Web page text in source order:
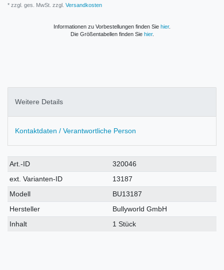
* zzgl. ges. MwSt. zzgl. Versandkosten
Informationen zu Vorbestellungen finden Sie hier.
Die Größentabellen finden Sie hier.
Weitere Details
Kontaktdaten / Verantwortliche Person
Technisches
Merkmal
Wert
Art.-ID
320046
ext. Varianten-ID
13187
Modell
BU13187
Hersteller
Bullyworld GmbH
Inhalt
1 Stück